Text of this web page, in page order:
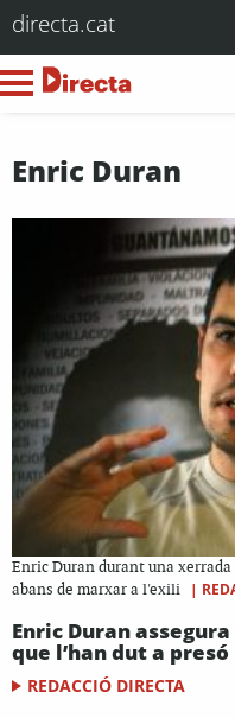
directa.cat
Enric Duran
Enric Duran durant una
abans de marxar a l'exili
|
Enric Duran
que l’han dut a
REDACCIÓ DIRECTA